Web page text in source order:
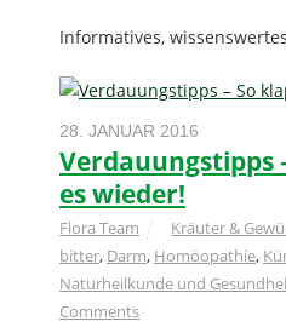
Informatives,
28. JANUAR 2016
Verdauungstipps
es wieder!
Flora Team Kräuter &
bitter, Darm, Homöopathie,
Naturheilkunde und
Comments